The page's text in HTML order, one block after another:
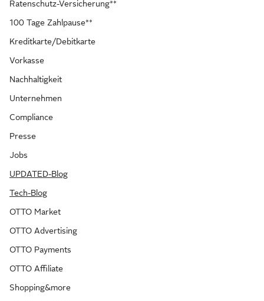
Ratenschutz-Versicherung**
100 Tage Zahlpause**
Kreditkarte/Debitkarte
Vorkasse
Nachhaltigkeit
Unternehmen
Compliance
Presse
Jobs
UPDATED-Blog
Tech-Blog
OTTO Market
OTTO Advertising
OTTO Payments
OTTO Affiliate
Shopping&more